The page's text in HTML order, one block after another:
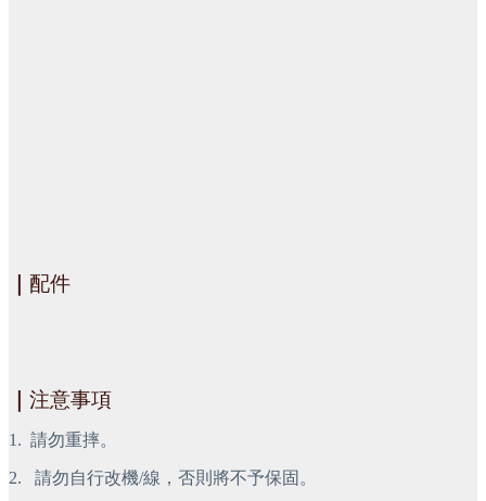
配件
注意事項
1. 請勿重摔。
2. 請勿自行改機/線，否則將不予保固。